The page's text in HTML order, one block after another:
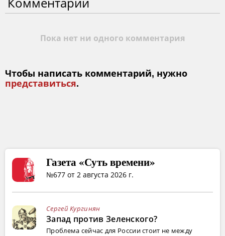
Пока нет ни одного комментария
Чтобы написать комментарий, нужно
представиться.
Газета «Суть времени»
№677 от 2 августа 2026 г.
Сергей Кургинян
Запад против Зеленского?
Проблема сейчас для России стоит не между